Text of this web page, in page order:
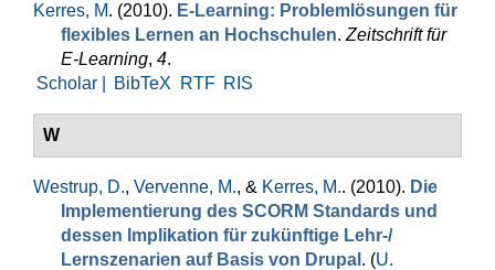
Kerres, M. (2010). E-Learning: Problemlösungen für
flexibles Lernen an Hochschulen. Zeitschrift für
E-Learning, 4.
Scholar |
BibTeX RTF RIS
W
Westrup, D., Vervenne, M., & Kerres, M.. (2010). Die
Implementierung des SCORM Standards und
dessen Implikation für zukünftige Lehr-/
Lernszenarien auf Basis von Drupal . (U.